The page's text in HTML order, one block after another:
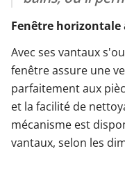
Fenêtre horizontale
Avec ses vantaux
fenêtre assure une
parfaitement aux
et la facilité de
mécanisme est
vantaux, selon les